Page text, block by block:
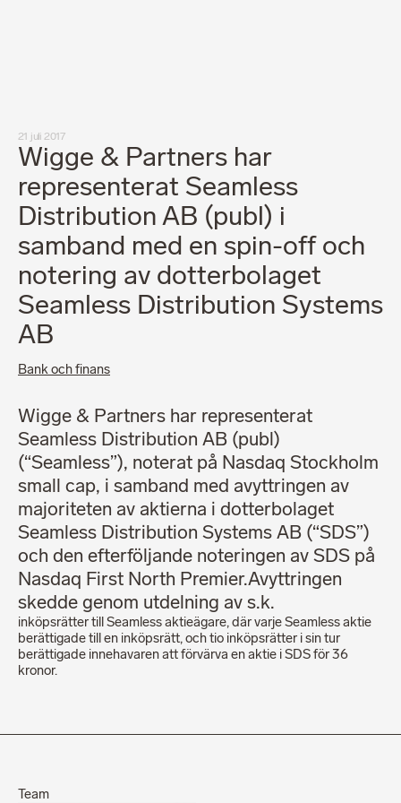
Allmänna villkor
Integritetspolicy
Professionell uppförandekod
21 juli 2017
Wigge & Partners har
representerat Seamless
Distribution AB (publ) i
samband med en spin-off och
notering av dotterbolaget
Seamless Distribution Systems
AB
Bank och finans
Wigge & Partners har representerat
Seamless Distribution AB (publ)
(“Seamless”), noterat på Nasdaq Stockholm
small cap, i samband med avyttringen av
majoriteten av aktierna i dotterbolaget
Seamless Distribution Systems AB (“SDS”)
och den efterföljande noteringen av SDS på
Nasdaq First North Premier.Avyttringen
skedde genom utdelning av s.k.
inköpsrätter till Seamless aktieägare, där varje Seamless aktie
berättigade till en inköpsrätt, och tio inköpsrätter i sin tur
berättigade innehavaren att förvärva en aktie i SDS för 36
kronor.
Team